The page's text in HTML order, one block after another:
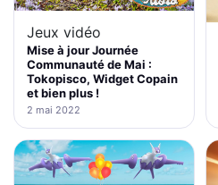
Jeux vidéo
Mise à jour Journée
Communauté de Mai :
Tokopisco, Widget Copain
et bien plus !
2 mai 2022